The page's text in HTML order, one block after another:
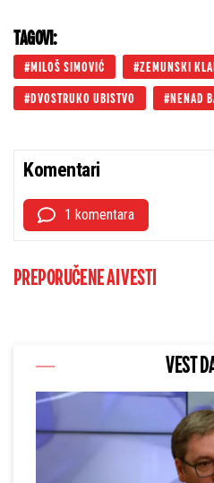
TAGOVI:
MILOŠ SIMOVIĆ ZEMUNSKI
DVOSTRUKO UBISTVO NENAD
Komentari
1 komentara
PREPORUČENE AI VESTI
VEST